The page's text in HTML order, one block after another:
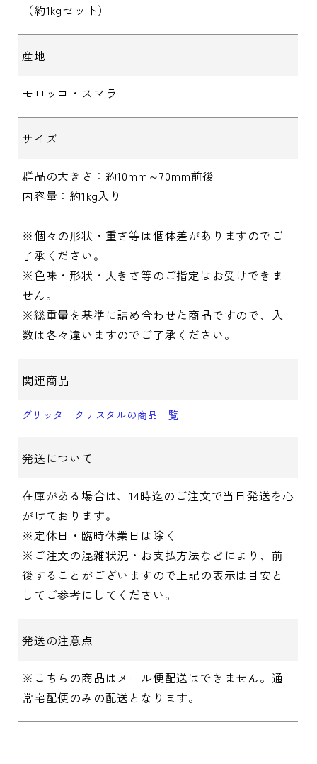
（約1kgセット）
産地
モロッコ・スマラ
サイズ
群晶の大きさ：約10mm～70mm前後
内容量：約1kg入り
※個々の形状・重さ等は個体差がありますのでご
了承ください。
※色味・形状・大きさ等のご指定はお受けできま
せん。
※総重量を基準に詰め合わせた商品ですので、入
数は各々違いますのでご了承ください。
関連商品
グリッタークリスタルの商品一覧
発送について
在庫がある場合は、14時迄のご注文で当日発送を心
がけております。
※定休日・臨時休業日は除く
※ご注文の混雑状況・お支払方法などにより、前
後することがございますので上記の表示は目安と
してご参考にしてください。
発送の注意点
※こちらの商品はメール便配送はできません。通
常宅配便のみの配送となります。